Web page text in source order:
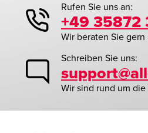
Rufen Sie uns an:
+49 35872
Wir beraten Sie
Schreiben Sie uns:
Wir sind rund um die